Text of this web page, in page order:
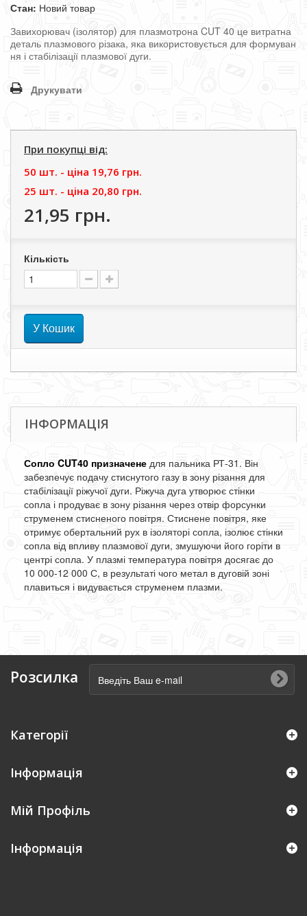
Стан: Новий товар
Завихорювач (ізолятор) для плазмотрона CUT 40 це витратна
деталь плазмового різака, яка використовується для формуван
ня і стабілізації плазмової дуги.
Друкувати
При покупці від:
50 шт. - цiна 19,76 грн.
25 шт. - цiна 20,80 грн.
21,95 грн.
Кількість
У Кошик
ІНФОРМАЦІЯ
Сопло CUT40 призначене для пальника РТ-31. Він
забезпечує подачу стиснутого газу в зону різання для
стабілізації ріжучої дуги. Ріжуча дуга утворює стінки
сопла і продуває в зону різання через отвір форсунки
струменем стисненого повітря. Стиснене повітря, яке
отримує обертальний рух в ізоляторі сопла, ізолює стінки
сопла від впливу плазмової дуги, змушуючи його горіти в
центрі сопла. У плазмі температура повітря досягає до
10 000-12 000 С, в результаті чого метал в дуговій зоні
плавиться і видувається струменем плазми.
Розсилка
Категорії
Інформація
Мій Профіль
Iнформація